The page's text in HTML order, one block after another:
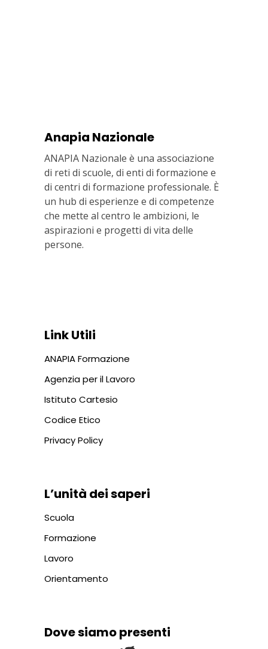
Anapia Nazionale
ANAPIA Nazionale è una associazione
di reti di scuole, di enti di formazione e
di centri di formazione professionale. È
un hub di esperienze e di competenze
che mette al centro le ambizioni, le
aspirazioni e progetti di vita delle
persone.
Link Utili
ANAPIA Formazione
Agenzia per il Lavoro
Istituto Cartesio
Codice Etico
Privacy Policy
L’unità dei saperi
Scuola
Formazione
Lavoro
Orientamento
Dove siamo presenti